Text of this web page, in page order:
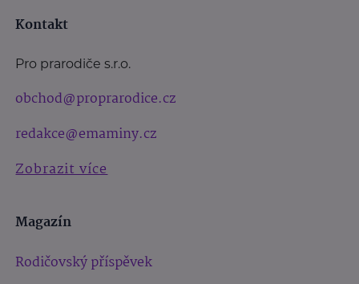
Kontakt
Pro prarodiče s.r.o.
obchod@proprarodice.cz
redakce@emaminy.cz
Zobrazit více
Magazín
Rodičovský příspěvek